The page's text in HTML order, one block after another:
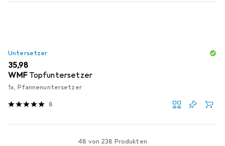
Untersetzer
EUR
35,98
WMF Topfuntersetzer
1x, Pfannenuntersetzer
8
48 von 238 Produkten